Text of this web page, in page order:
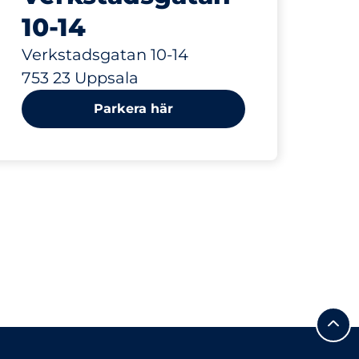
10-14
Verkstadsgatan 10-14
753 23 Uppsala
Parkera här